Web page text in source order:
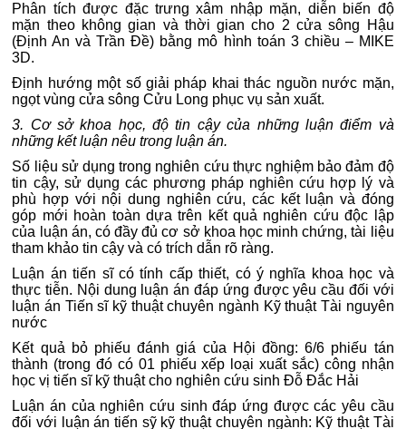
Phân tích được đặc trưng xâm nhập mặn, diễn biến độ
mặn theo không gian và thời gian cho 2 cửa sông Hậu
(Định An và Trần Đề) bằng mô hình toán 3 chiều – MIKE
3D.
Định hướng một số giải pháp khai thác nguồn nước mặn,
ngọt vùng cửa sông Cửu Long phục vụ sản xuất.
3. Cơ sở khoa học, độ tin cậy của những luận điểm và
những kết luận nêu trong luận án.
Số liệu sử dụng trong nghiên cứu thực nghiệm bảo đảm độ
tin cậy, sử dụng các phương pháp nghiên cứu hợp lý và
phù hợp với nội dung nghiên cứu, các kết luận và đóng
góp mới hoàn toàn dựa trên kết quả nghiên cứu độc lập
của luận án, có đầy đủ cơ sở khoa học minh chứng, tài liệu
tham khảo tin cậy và có trích dẫn rõ ràng.
Luận án tiến sĩ có tính cấp thiết, có ý nghĩa khoa học và
thực tiễn. Nội dung luận án đáp ứng được yêu cầu đối với
luận án Tiến sĩ kỹ thuật chuyên ngành Kỹ thuật Tài nguyên
nước
Kết quả bỏ phiếu đánh giá của Hội đồng: 6/6 phiếu tán
thành (trong đó có 01 phiếu xếp loại xuất sắc) công nhận
học vị tiến sĩ kỹ thuật cho nghiên cứu sinh Đỗ Đắc Hải
Luận án của nghiên cứu sinh đáp ứng được các yêu cầu
đối với luận án tiến sỹ kỹ thuật chuyên ngành: Kỹ thuật Tài